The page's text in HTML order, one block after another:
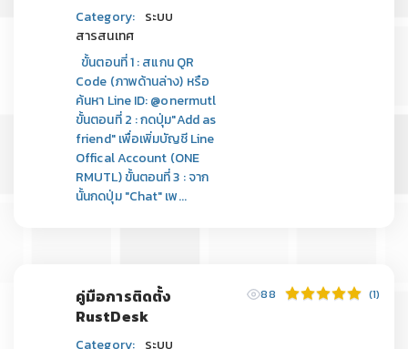
Category: ระบบ
สารสนเทศ
ขั้นตอนที่ 1 : สแกน QR
Code (ภาพด้านล่าง) หรือ
ค้นหา Line ID: @onermutl
ขั้นตอนที่ 2 : กดปุ่ม"Add as
friend" เพื่อเพิ่มบัญชี Line
Offical Account (ONE
RMUTL) ขั้นตอนที่ 3 : จาก
นั้นกดปุ่ม "Chat" เพ...
คู่มือการติดตั้ง
RustDesk
Category: ระบบ
88 (1)